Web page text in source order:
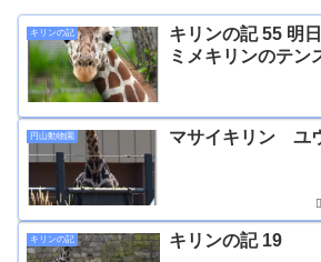
キリンの記
キリンの記 55 明
ミメキリンのテン
円山動物園 マサイキリン ユ
キリンの記 キリンの記 19